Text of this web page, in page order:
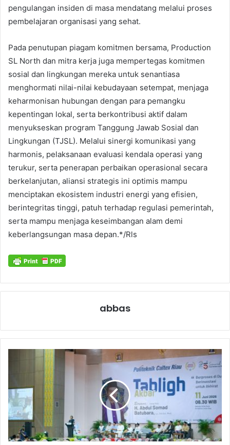
pengulangan insiden di masa mendatang melalui proses
pembelajaran organisasi yang sehat.
Pada penutupan piagam komitmen bersama, Production
SL North dan mitra kerja juga mempertegas komitmen
sosial dan lingkungan mereka untuk senantiasa
menghormati nilai-nilai kebudayaan setempat, menjaga
keharmonisan hubungan dengan para pemangku
kepentingan lokal, serta berkontribusi aktif dalam
menyukseskan program Tanggung Jawab Sosial dan
Lingkungan (TJSL). Melalui sinergi komunikasi yang
harmonis, pelaksanaan evaluasi kendala operasi yang
terukur, serta penerapan perbaikan operasional secara
berkelanjutan, aliansi strategis ini optimis mampu
menciptakan ekosistem industri energi yang efisien,
berintegritas tinggi, patuh terhadap regulasi pemerintah,
serta mampu menjaga keseimbangan alam demi
keberlangsungan masa depan.*/Rls
abbas